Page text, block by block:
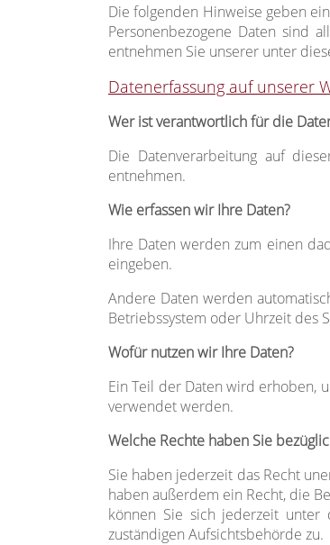
Die folgenden Hinweise geben
Personenbezogene Daten sind
entnehmen Sie unserer unter
Datenerfassung auf unserer
Wer ist verantwortlich für die
Die Datenverarbeitung auf
entnehmen.
Wie erfassen wir Ihre Daten?
Ihre Daten werden zum einen
eingeben.
Andere Daten werden
Betriebssystem oder Uhrzeit des
Wofür nutzen wir Ihre Daten?
Ein Teil der Daten wird erhoben,
verwendet werden.
Welche Rechte haben Sie
Sie haben jederzeit das Recht
haben außerdem ein Recht, die
können Sie sich jederzeit unter
zuständigen Aufsichtsbehörde zu.